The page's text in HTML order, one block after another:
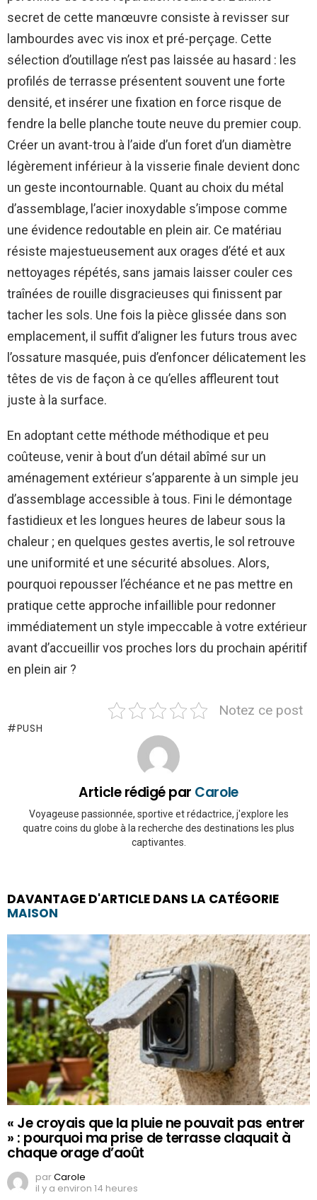
secret de cette manœuvre consiste à revisser sur
lambourdes avec vis inox et pré-perçage. Cette
sélection d’outillage n’est pas laissée au hasard : les
profilés de terrasse présentent souvent une forte
densité, et insérer une fixation en force risque de
fendre la belle planche toute neuve du premier coup.
Créer un avant-trou à l’aide d’un foret d’un diamètre
légèrement inférieur à la visserie finale devient donc
un geste incontournable. Quant au choix du métal
d’assemblage, l’acier inoxydable s’impose comme
une évidence redoutable en plein air. Ce matériau
résiste majestueusement aux orages d’été et aux
nettoyages répétés, sans jamais laisser couler ces
traînées de rouille disgracieuses qui finissent par
tacher les sols. Une fois la pièce glissée dans son
emplacement, il suffit d’aligner les futurs trous avec
l’ossature masquée, puis d’enfoncer délicatement les
têtes de vis de façon à ce qu’elles affleurent tout
juste à la surface.
En adoptant cette méthode méthodique et peu
coûteuse, venir à bout d’un détail abîmé sur un
aménagement extérieur s’apparente à un simple jeu
d’assemblage accessible à tous. Fini le démontage
fastidieux et les longues heures de labeur sous la
chaleur ; en quelques gestes avertis, le sol retrouve
une uniformité et une sécurité absolues. Alors,
pourquoi repousser l’échéance et ne pas mettre en
pratique cette approche infaillible pour redonner
immédiatement un style impeccable à votre extérieur
avant d’accueillir vos proches lors du prochain apéritif
en plein air ?
Notez ce post
PUSH
Article rédigé par Carole
Voyageuse passionnée, sportive et rédactrice, j'explore les
quatre coins du globe à la recherche des destinations les plus
captivantes.
DAVANTAGE D'ARTICLE DANS LA CATÉGORIE
MAISON
« Je croyais que la pluie ne pouvait pas entrer
» : pourquoi ma prise de terrasse claquait à
chaque orage d’août
parCarole
il y a environ 14 heures